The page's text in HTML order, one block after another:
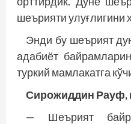
шеърияти улуғлигини
Энди бу шеърият
адабиёт
туркий мамлакатга
Сирожиддин Рауф,
— Шеърият